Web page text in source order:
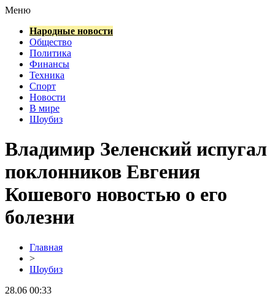
Меню
Народные новости
Общество
Политика
Финансы
Техника
Спорт
Новости
В мире
Шоубиз
Владимир Зеленский испугал
поклонников Евгения
Кошевого новостью о его
болезни
Главная
>
Шоубиз
28.06 00:33